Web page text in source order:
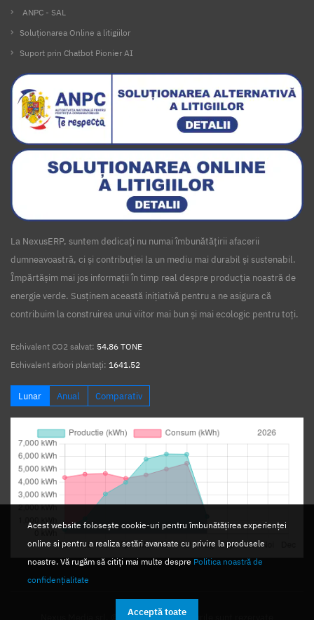
Acest website folosește cookie-uri pentru îmbunătățirea experienței
online si pentru a realiza setări avansate cu privire la produsele
noastre. Vă rugăm să citiți mai multe despre Politica noastră de
confidențialitate
Acceptă toate
ANPC - SAL
Soluționarea Online a litigiilor
Suport prin Chatbot Pionier AI
La NexusERP, suntem dedicați nu numai îmbunătățirii afacerii
dumneavoastră, ci și contribuției la un mediu mai durabil și sustenabil.
Împărtășim mai jos informații în timp real despre producția noastră de
energie verde. Susținem această inițiativă pentru a ne asigura că
contribuim la construirea unui viitor mai bun și mai ecologic pentru toți.
Echivalent CO2 salvat: 54.86 TONE
Echivalent arbori plantați: 1641.52
Lunar Anual Comparativ